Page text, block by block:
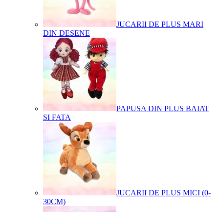
JUCARII DE PLUS MARI
DIN DESENE
PAPUSA DIN PLUS BAIAT
SI FATA
JUCARII DE PLUS MICI (0-
30CM)